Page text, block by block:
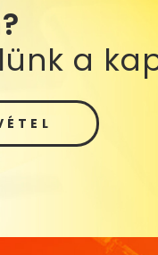
a